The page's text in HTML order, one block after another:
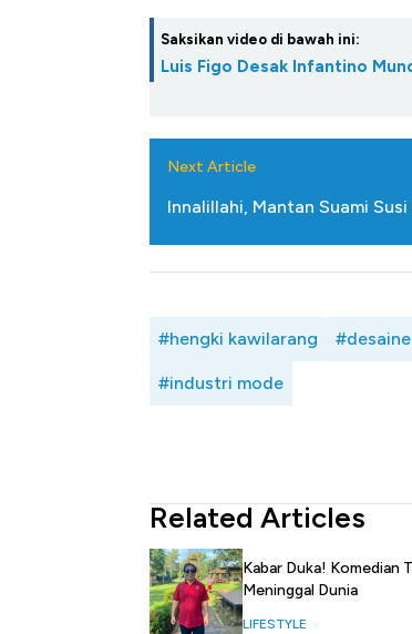
Saksikan video di bawah ini:
Luis Figo Desak Infantino
Next Article
Innalillahi, Mantan Suami
#hengki kawilarang
#industri mode
Related Articles
Kabar Duka! Komedian
Meninggal Dunia
LIFESTYLE